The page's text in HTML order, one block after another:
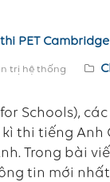
PET
trị hệ thống
for Schools),
thi tiếng Anh
Trong bài
tin mới